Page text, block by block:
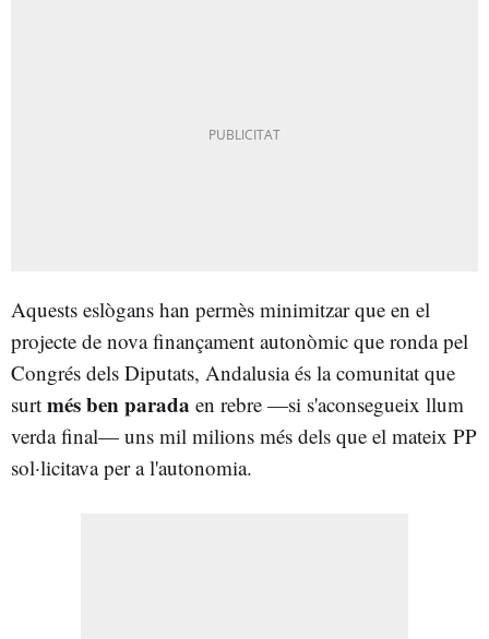
Aquests eslògans han permès minimitzar que en el
projecte de nova finançament autonòmic que ronda pel
Congrés dels Diputats, Andalusia és la comunitat que
surt més ben parada en rebre —si s'aconsegueix llum
verda final— uns mil milions més dels que el mateix PP
sol·licitava per a l'autonomia.